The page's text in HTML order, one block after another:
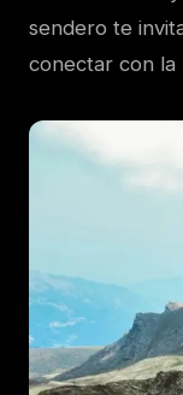
sendero te
conectar con